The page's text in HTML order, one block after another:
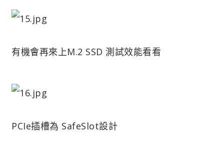
有機會再來上M.2 SSD 測試效能看看
PCIe插槽為 SafeSlot設計